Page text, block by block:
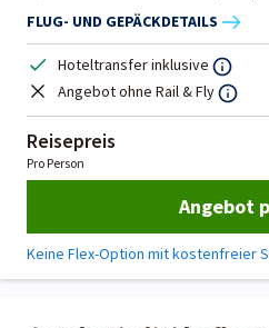
FLUG- UND GEPÄCKDETAILS
Hoteltransfer inklusive
Angebot ohne Rail & Fly
Reisepreis
Pro Person
Angebot
Keine Flex-Option mit kostenfreier